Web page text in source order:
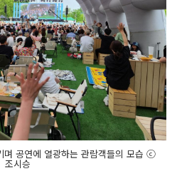
며 공연에 열광하는 관람객들의 모습 ⓒ
조시승